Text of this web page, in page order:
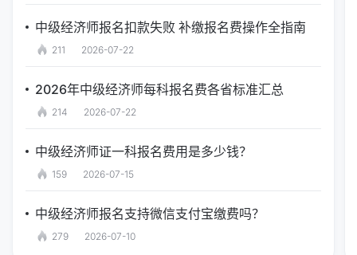
中级经济师报名扣款失败 补缴报名费操作全指南
211 2026-07-22
2026年中级经济师每科报名费各省标准汇总
214 2026-07-22
中级经济师证一科报名费用是多少钱？
159 2026-07-15
中级经济师报名支持微信支付宝缴费吗？
279 2026-07-10